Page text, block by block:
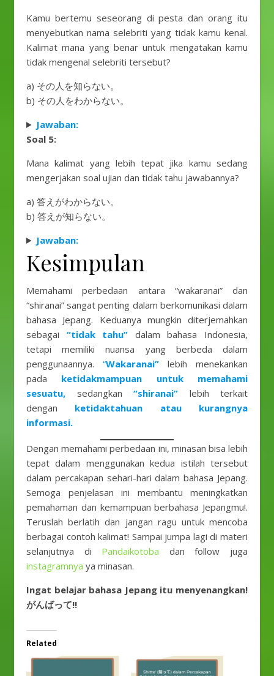
Kamu bertemu seseorang di pesta dan orang itu
menyebutkan nama selebriti yang tidak kamu kenal.
Kalimat mana yang benar untuk mengatakan kamu
tidak mengenal selebriti tersebut?
a) その人を知らない。
b) その人をわからない。
Jawaban:
Soal 5:
Mana kalimat yang lebih tepat jika kamu sedang
mengerjakan soal ujian dan tidak tahu jawabannya?
a) 答えがわからない。
b) 答えが知らない。
Jawaban:
Kesimpulan
Memahami perbedaan antara “wakaranai” dan
“shiranai” sangat penting dalam berkomunikasi dalam
bahasa Jepang. Keduanya mungkin diterjemahkan
sebagai “tidak tahu” dalam bahasa Indonesia,
tetapi memiliki nuansa yang berbeda dalam
penggunaannya. “Wakaranai” lebih menekankan
pada ketidakmampuan untuk memahami
sesuatu, sedangkan “shiranai” lebih terkait
dengan
ketidaktahuan atau kurangnya
informasi.
Dengan memahami perbedaan ini, minasan bisa lebih
tepat dalam menggunakan kedua istilah tersebut
dalam percakapan sehari-hari dalam bahasa Jepang.
Semoga penjelasan ini membantu meningkatkan
pemahaman dan kemampuan berbahasa Jepangmu!.
Teruslah berlatih dan jangan ragu untuk mencoba
berbagai contoh kalimat! Sampai jumpa lagi di materi
selanjutnya di Pandaikotoba dan follow juga
instagramnya ya minasan.
Ingat belajar bahasa Jepang itu menyenangkan!
がんばって!!
Related